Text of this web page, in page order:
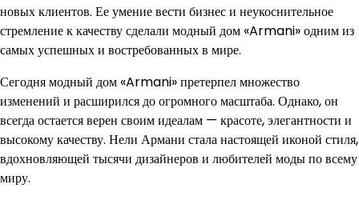
новых клиентов. Ее умение вести бизнес и неукоснительное
стремление к качеству сделали модный дом «Armani» одним из
самых успешных и востребованных в мире.
Сегодня модный дом «Armani» претерпел множество
изменений и расширился до огромного масштаба. Однако, он
всегда остается верен своим идеалам — красоте, элегантности и
высокому качеству. Нели Армани стала настоящей иконой стиля,
вдохновляющей тысячи дизайнеров и любителей моды по всему
миру.